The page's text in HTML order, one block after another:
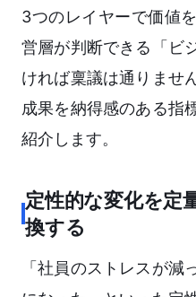
3つのレイヤーで価値
営層が判断できる「ビ
ければ稟議は通りませ
成果を納得感のある指
紹介します。
定性的な変化を定
換する
「社員のストレスが減